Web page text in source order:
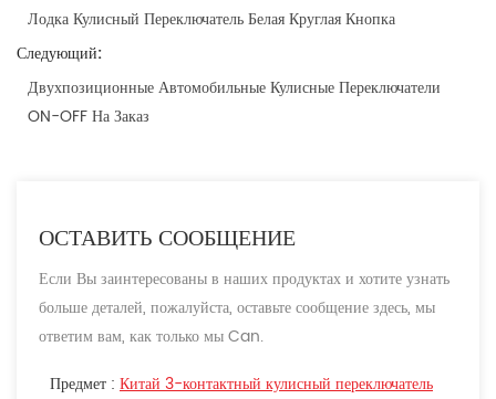
Лодка Кулисный Переключатель Белая Круглая Кнопка
Следующий:
Двухпозиционные Автомобильные Кулисные Переключатели
ON-OFF На Заказ
ОСТАВИТЬ СООБЩЕНИЕ
Если Вы заинтересованы в наших продуктах и хотите узнать
больше деталей, пожалуйста, оставьте сообщение здесь, мы
ответим вам, как только мы Can.
Предмет : Китай 3-контактный кулисный переключатель